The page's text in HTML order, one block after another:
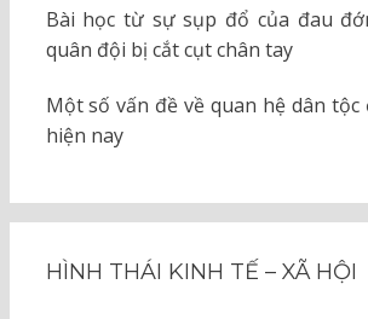
Bài học từ sự sụp đổ của đau
quân đội bị cắt cụt chân tay
Một số vấn đề về quan hệ dân tộc
hiện nay
HÌNH THÁI KINH TẾ – XÃ HỘI